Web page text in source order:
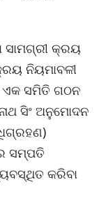
କ୍ରୟ
ନିୟମାବଳୀ
ଏକ ସମିତି ଗଠନ
ସିଂ ଅନୁମୋଦନ
ସମ୍ପତି
କରିବା